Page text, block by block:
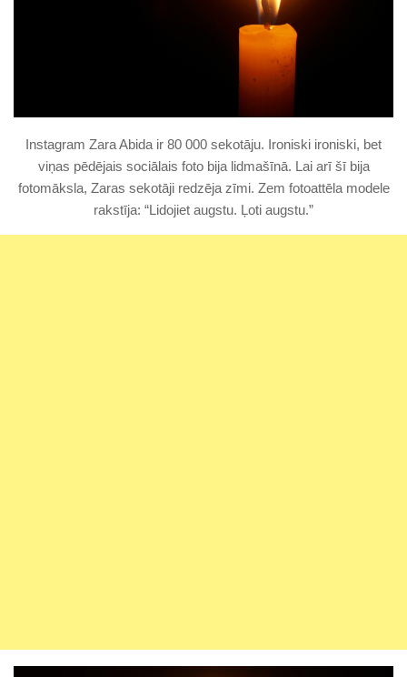
Instagram Zara Abida ir 80 000 sekotāju. Ironiski ironiski, bet
viņas pēdējais sociālais foto bija lidmašīnā. Lai arī šī bija
fotomāksla, Zaras sekotāji redzēja zīmi. Zem fotoattēla modele
rakstīja: “Lidojiet augstu. Ļoti augstu.”